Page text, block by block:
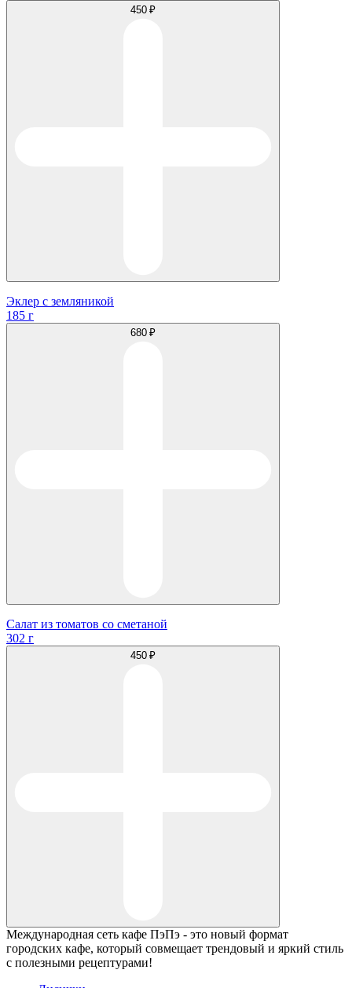
450 ₽
Эклер с земляникой
185 г
680 ₽
Салат из томатов со сметаной
302 г
450 ₽
Международная сеть кафе ПэПэ - это новый формат
городских кафе, который совмещает трендовый и яркий стиль
с полезными рецептурами!